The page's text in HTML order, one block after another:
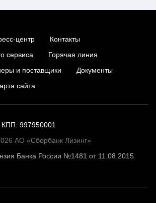
центр
Контакты
сервиса
Горячая линия
и поставщики
Документы
сайта
997950001
АО «Сбербанк Лизинг»
Банка России №1481 от 11.08.2015